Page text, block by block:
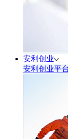
安利创业
安利创业平台